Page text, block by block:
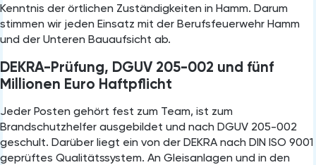
Kenntnis der örtlichen Zuständigkeiten in Hamm. Darum
stimmen wir jeden Einsatz mit der Berufsfeuerwehr Hamm
und der Unteren Bauaufsicht ab.
DEKRA-Prüfung, DGUV 205-002 und fünf
Millionen Euro Haftpflicht
Jeder Posten gehört fest zum Team, ist zum
Brandschutzhelfer ausgebildet und nach DGUV 205-002
geschult. Darüber liegt ein von der DEKRA nach DIN ISO 9001
geprüftes Qualitätssystem. An Gleisanlagen und in den